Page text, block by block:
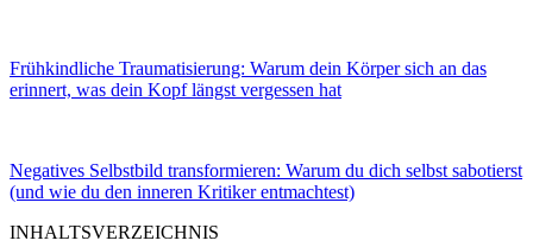
Frühkindliche Traumatisierung: Warum dein Körper sich an das
erinnert, was dein Kopf längst vergessen hat
Negatives Selbstbild transformieren: Warum du dich selbst sabotierst
(und wie du den inneren Kritiker entmachtest)
INHALTSVERZEICHNIS